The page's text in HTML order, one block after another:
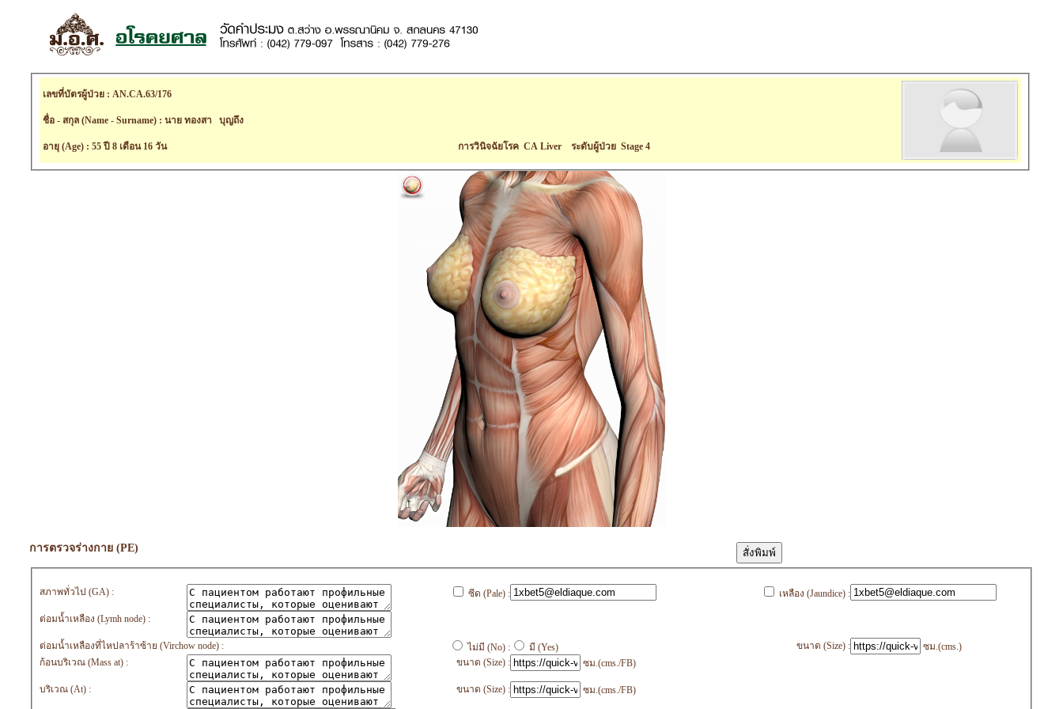
เลขที่บัตรผู้ป่วย : AN.CA.63/176
ชื่อ - สกุล (Name - Surname) : นาย ทองสา บุญถึง
อายุ (Age) : 55 ปี 8 เดือน 16 วัน การวินิจฉัยโรค CA Liver ระดับผู้ป่วย Stage 4
การตรวจร่างกาย (PE)
สภาพทั่วไป (GA) : ซีด (Pale) : เหลือง (Jaundice) :
ต่อมน้ำเหลือง (Lymh node) :
ต่อมน้ำเหลืองที่ไหปลาร้าซ้าย (Virchow node) : ไม่มี (No) : มี (Yes) ขนาด (Size) :
ซม.(cms.)
ก้อนบริเวณ (Mass at) :
ขนาด (Size) : ซม.(cms./FB)
บริเวณ (At) : ขนาด (Size) : ซม.(cms./FB)